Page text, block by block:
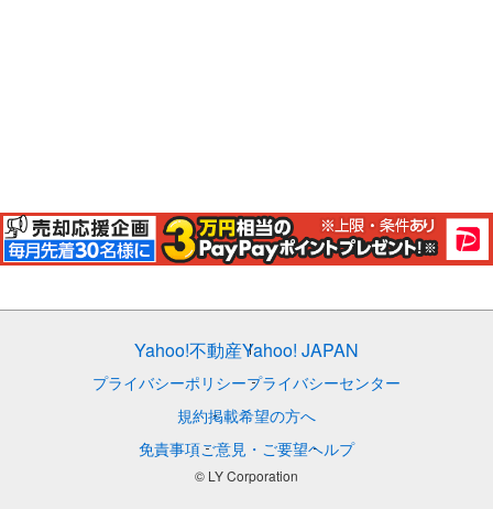
Yahoo!不動産Yahoo! JAPAN
プライバシーポリシープライバシーセンター
規約掲載希望の方へ
免責事項ご意見・ご要望ヘルプ
© LY Corporation